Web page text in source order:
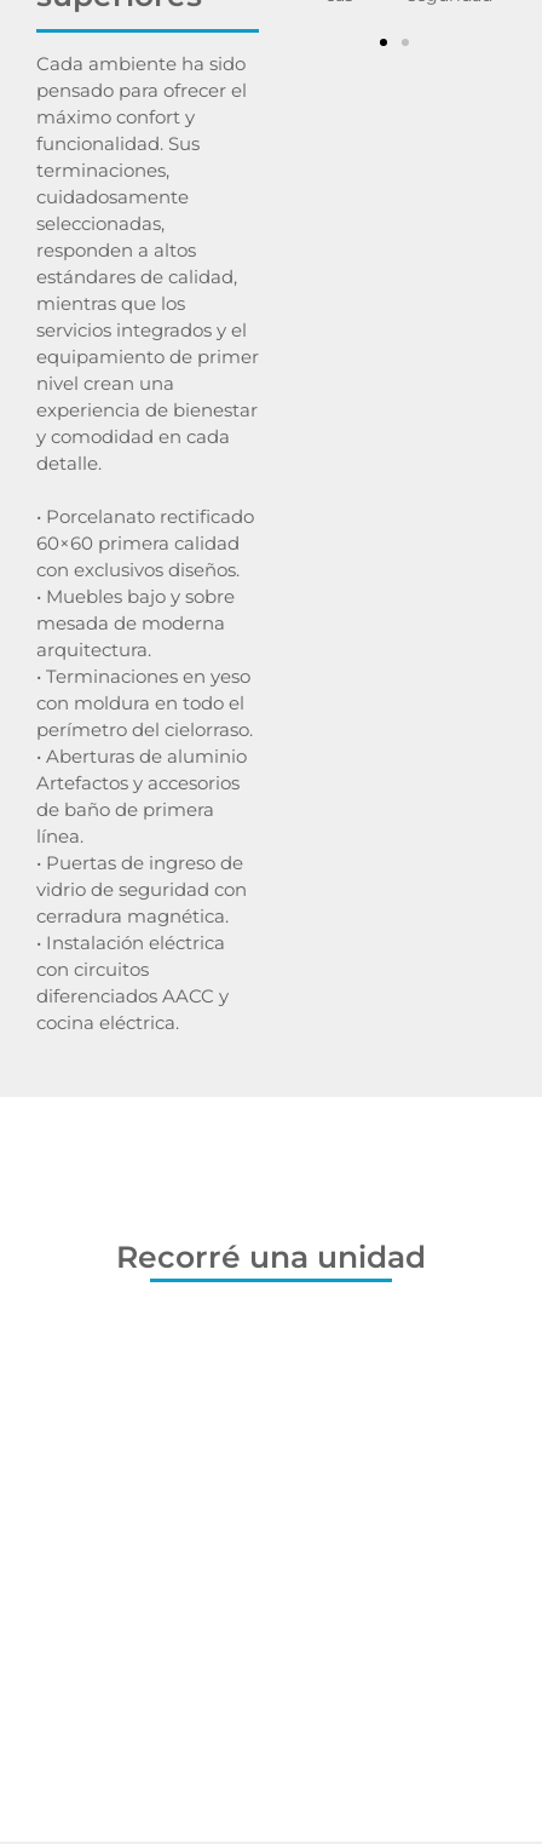
Cada ambiente ha sido
pensado para ofrecer el
máximo confort y
funcionalidad. Sus
terminaciones,
cuidadosamente
seleccionadas,
responden a altos
estándares de calidad,
mientras que los
servicios integrados y el
equipamiento de primer
nivel crean una
experiencia de bienestar
y comodidad en cada
detalle.
• Porcelanato rectificado
60×60 primera calidad
con exclusivos diseños.
• Muebles bajo y sobre
mesada de moderna
arquitectura.
• Terminaciones en yeso
con moldura en todo el
perímetro del cielorraso.
• Aberturas de aluminio
Artefactos y accesorios
de baño de primera
línea.
• Puertas de ingreso de
vidrio de seguridad con
cerradura magnética.
• Instalación eléctrica
con circuitos
diferenciados AACC y
cocina eléctrica.
Recorré una unidad